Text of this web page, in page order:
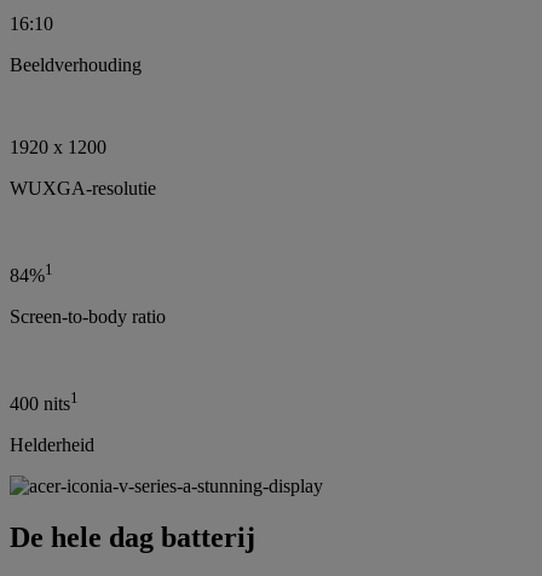
16:10
Beeldverhouding
1920 x 1200
WUXGA-resolutie
84%1
Screen-to-body ratio
400 nits1
Helderheid
De hele dag batterij